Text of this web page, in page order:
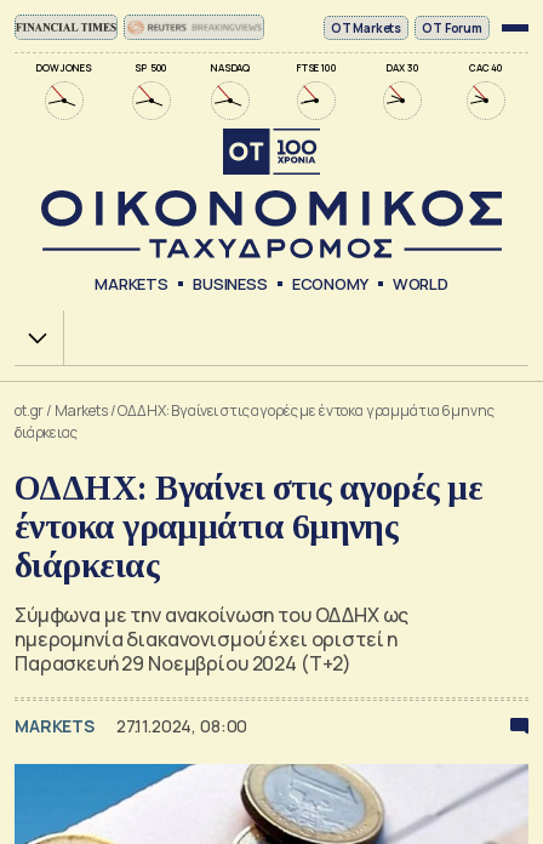
DOW JONES SP 500 NASDAQ FTSE 100 DAX 30 CAC 40
ΟΤ Markets OT Forum
MARKETS BUSINESS ECONOMY WORLD
Χ.Α.
ot.gr/ Markets/ΟΔΔΗΧ: Βγαίνει στις αγορές με έντοκα γραμμάτια 6μηνης
διάρκειας
ΟΔΔΗΧ: Βγαίνει στις αγορές με
έντοκα γραμμάτια 6μηνης
διάρκειας
Σύμφωνα με την ανακοίνωση του ΟΔΔΗΧ ως
ημερομηνία διακανονισμού έχει οριστεί η
Παρασκευή 29 Νοεμβρίου 2024 (Τ+2)
MARKETS 27.11.2024, 08:00